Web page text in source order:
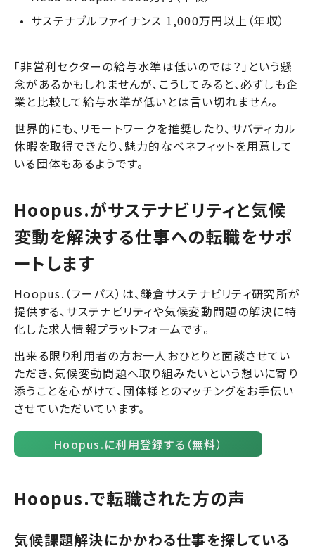
サステナブルファイナンス 1,000万円以上（年収）
「非営利セクターの給与水準は低いのでは？」という懸
念があるかもしれませんが、こうしてみると、必ずしも企
業と比較して給与水準が低いとは言い切れません。
世界的にも、リモートワークを推奨したり、サバティカル
休暇を取得できたり、魅力的なベネフィットを用意して
いる団体もあるようです。
Hoopus.がサステナビリティと気候
変動を解決する仕事への転職をサポ
ートします
Hoopus.（フーパス）は、鎌倉サステナビリティ研究所が
提供する、サステナビリティや気候変動問題の解決に特
化した求人情報プラットフォームです。
出来る限り利用者の方お一人おひとりと面談させてい
ただき、気候変動問題へ取り組みたいという想いに寄り
添うことを心がけて、団体様とのマッチングをお手伝い
させていただいています。
Hoopus.に利用登録する（無料）
Hoopus.で転職された方の声
気候課題解決にかかわる仕事を探している